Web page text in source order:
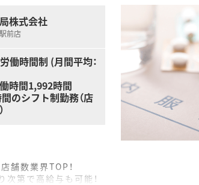
取得をしています。
5日取得
ます。
目の履修が可能です。
昨年までの2年間平均）」です。
株式会社
前店
働時間制 (月間平均：
時間1,992時間
のシフト制勤務（店
舗数業界TOP！
第で高給与も可能！